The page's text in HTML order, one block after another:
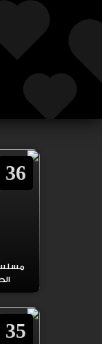
36
الحلقة
35